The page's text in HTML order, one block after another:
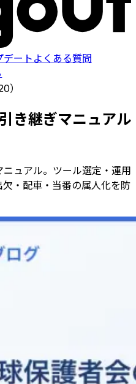
デート よくある質問
）
き継ぎマニュアル
ュアル。ツール選定・運用
・配車・当番の属人化を防